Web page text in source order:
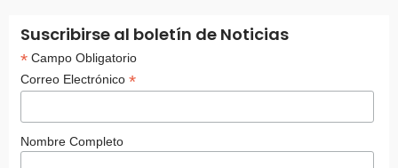
Suscribirse al boletín de Noticias
*Campo Obligatorio
Correo Electrónico *
Nombre Completo